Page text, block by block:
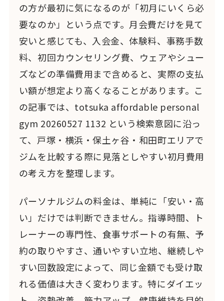
の方が最初に気になるのが「初月にいくら必
要なのか」という点です。月会費だけを見て
安いと感じても、入会金、体験料、事務手数
料、初回カウンセリング費、ウェアやシュー
ズなどの準備費用まで含めると、実際の支払
い額が想定より高くなることがあります。こ
の記事では、totsuka affordable personal
gym 20260527 1132 という検索意図に沿っ
て、戸塚・横浜・保土ヶ谷・和田町エリアで
ジムを比較する際に見落としやすい初月費用
の考え方を整理します。
パーソナルジムの料金は、単純に「安い・高
い」だけでは判断できません。指導時間、ト
レーナーの専門性、食事サポートの有無、予
約の取りやすさ、通いやすい立地、継続しや
すい回数設定によって、同じ金額でも受け取
れる価値は大きく変わります。特にダイエッ